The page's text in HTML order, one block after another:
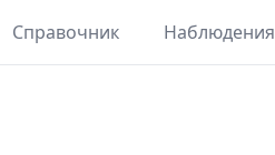
Справочник Наблюдения